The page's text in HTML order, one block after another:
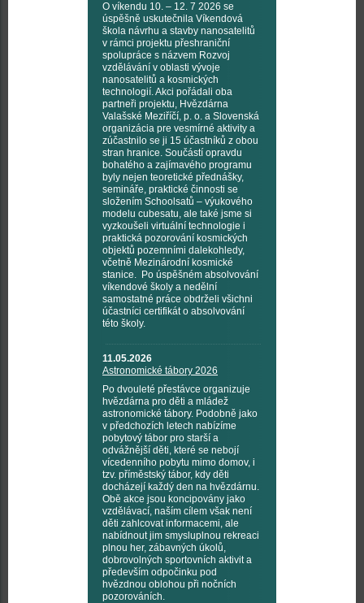
O víkendu 10. – 12. 7 2026 se
úspěšně uskutečnila Víkendová
škola návrhu a stavby nanosatelitů
v rámci projektu přeshraniční
spolupráce s názvem Rozvoj
vzdělávání v oblasti vývoje
nanosatelitů a kosmických
technologií. Akci pořádali oba
partneři projektu, Hvězdárna
Valašské Meziříčí, p. o. a Slovenská
organizácia pre vesmírné aktivity a
zúčastnilo se ji 15 účastníků z obou
stran hranice. Součástí opravdu
bohatého a zajímavého programu
byly nejen teoretické přednášky,
semináře, praktické činnosti se
složením Schoolsatů – výukového
modelu cubesatu, ale také jsme si
vyzkoušeli virtuální technologie i
praktická pozorování kosmických
objektů pozemními dalekohledy,
včetně Mezinárodní kosmické
stanice. Po úspěšném absolvování
víkendové školy a nedělní
samostatné práce obdrželi všichni
účastníci certifikát o absolvování
této školy.
11.05.2026
Astronomické tábory 2026
Po dvouleté přestávce organizuje
hvězdárna pro děti a mládež
astronomické tábory. Podobně jako
v předchozích letech nabízíme
pobytový tábor pro starší a
odvážnější děti, které se nebojí
vícedenního pobytu mimo domov, i
tzv. příměstský tábor, kdy děti
docházejí každý den na hvězdárnu.
Obě akce jsou koncipovány jako
vzdělávací, naším cílem však není
děti zahlcovat informacemi, ale
nabídnout jim smysluplnou rekreaci
plnou her, zábavných úkolů,
dobrovolných sportovních aktivit a
především odpočinku pod
hvězdnou oblohou při nočních
pozorováních.